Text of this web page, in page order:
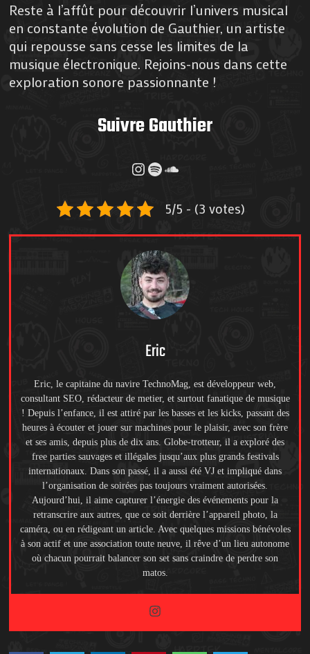
Reste à l’affût pour découvrir l’univers musical
en constante évolution de Gauthier, un artiste
qui repousse sans cesse les limites de la
musique électronique. Rejoins-nous dans cette
exploration sonore passionnante !
Suivre Gauthier
Instagram
Spotify
SoundCloud
5/5 - (3 votes)
Eric
Eric, le capitaine du navire TechnoMag, est développeur web,
consultant SEO, rédacteur de metier, et surtout fanatique de musique
! Depuis l’enfance, il est attiré par les basses et les kicks, passant des
heures à écouter et jouer sur machines pour le plaisir, avec son frère
et ses amis, depuis plus de dix ans. Globe-trotteur, il a exploré des
free parties sauvages et illégales jusqu’aux plus grands festivals
internationaux. Dans son passé, il a aussi été VJ et impliqué dans
l’organisation de soirées pas toujours vraiment autorisées.
Aujourd’hui, il aime capturer l’énergie des événements pour la
retranscrire aux autres, que ce soit derrière l’appareil photo, la
caméra, ou en rédigeant un article. Avec quelques missions bénévoles
à son actif et une association toute neuve, il rêve d’un lieu autonome
où chacun pourrait balancer son set sans craindre de perdre son
matos.